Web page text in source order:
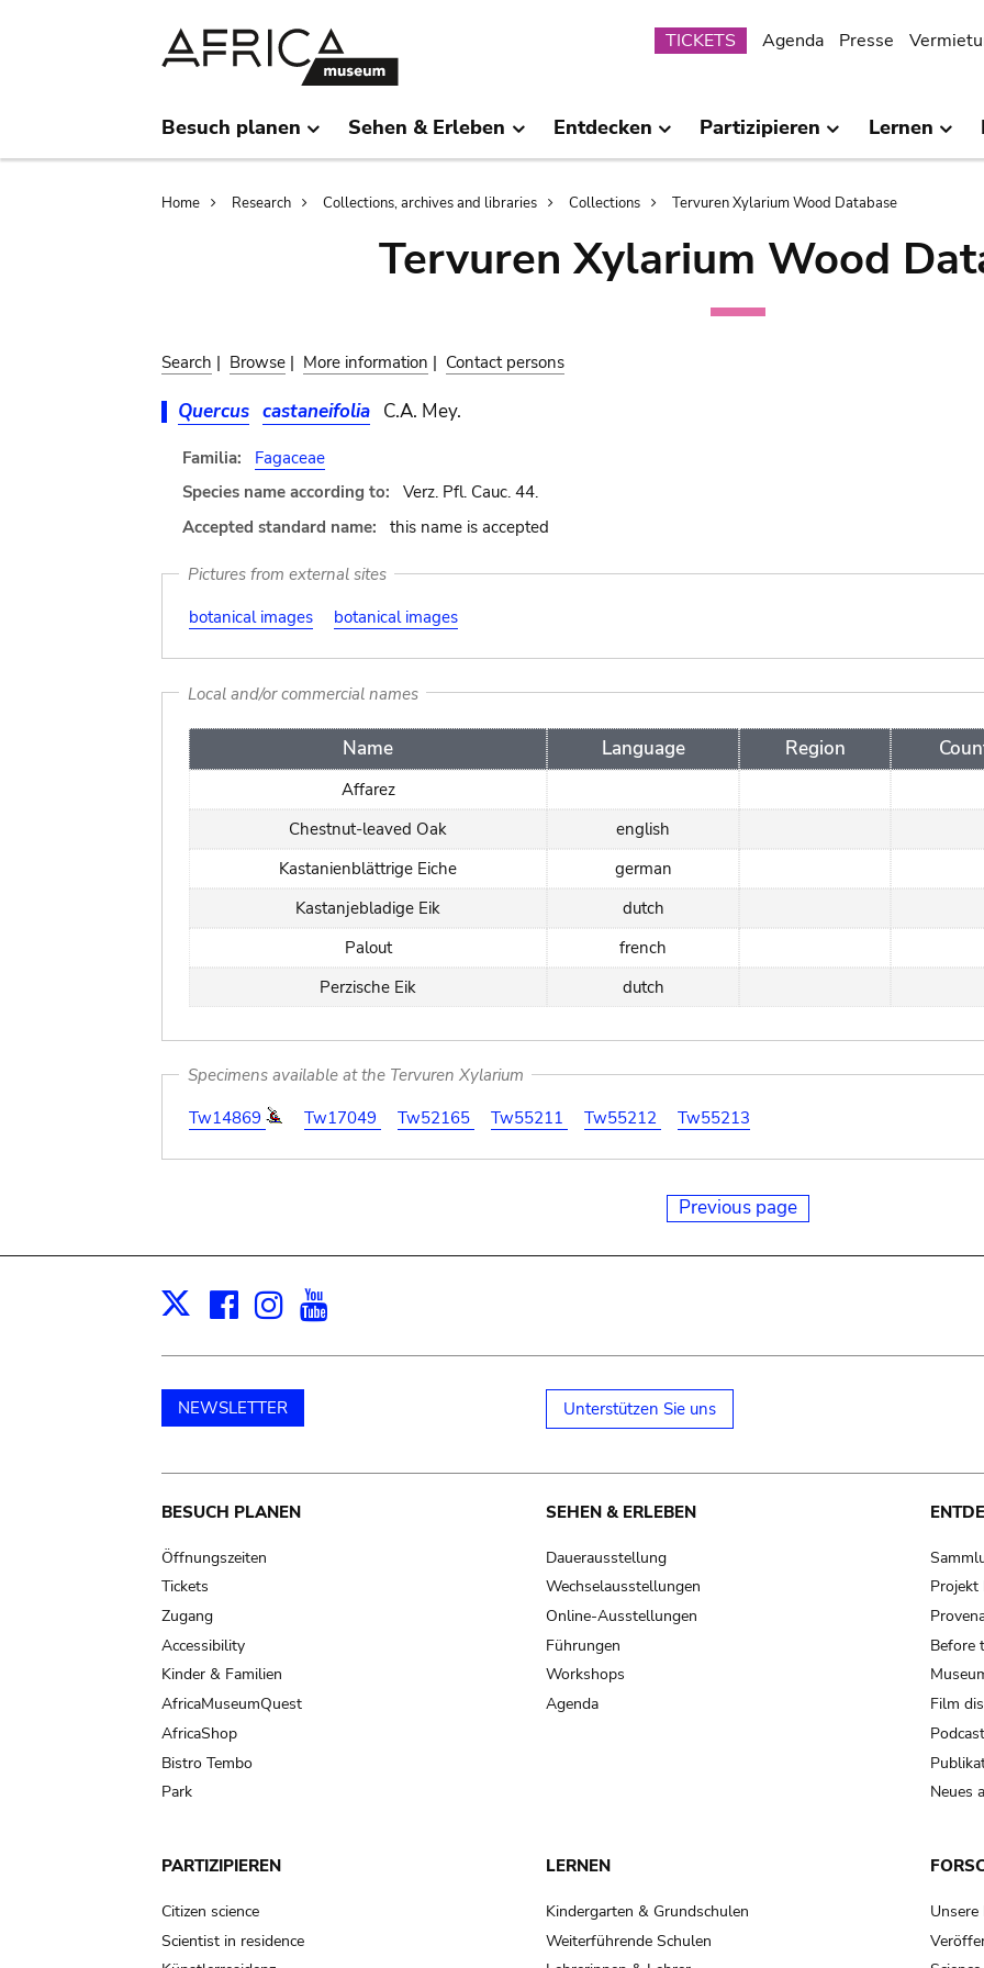
Submenu
TICKETS Agenda Presse
Besuch planen Sehen & Erleben Entdecken Partizipieren Lernen
Breadcrumb
Home Research Collections, archives and libraries Collections Tervuren Xylarium Wood Database
Tervuren Xylarium Wood
Search | Browse | More information | Contact persons
Quercus castaneifolia C.A. Mey.
Familia:
Fagaceae
Species name according to:
Verz. Pfl. Cauc. 44.
Accepted standard name:
this name is accepted
Pictures from external sites
botanical images
botanical images
Local and/or commercial names
Name Language Region
Affarez
Chestnut-leaved Oak
english
Kastanienblättrige Eiche
german
Kastanjebladige Eik
dutch
Palout
french
Perzische Eik
dutch
Specimens available at the Tervuren Xylarium
Tw14869
Tw17049 Tw52165 Tw55211 Tw55212 Tw55213
Previous page
X Facebook
Instagram
NEWSLETTER Unterstützen Sie uns
Main
navigation
BESUCH PLANEN
Öffnungszeiten
Tickets
Zugang
Accessibility
Kinder & Familien
AfricaMuseumQuest
AfricaShop
Bistro Tembo
Park
SEHEN & ERLEBEN
Dauerausstellung
Wechselausstellungen
Online-Ausstellungen
Führungen
Workshops
Agenda
Projekt
Before
Film
Neues
PARTIZIPIEREN
Citizen science
Scientist in residence
LERNEN
Kindergarten & Grundschulen
Weiterführende Schulen